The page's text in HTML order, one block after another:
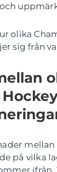
olika
sig från
mellan
på vilka
ifrån.